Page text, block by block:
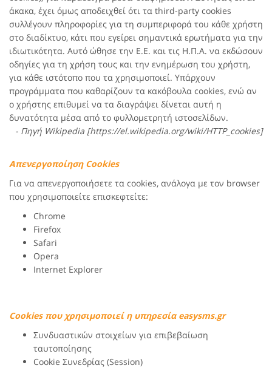
άκακα, έχει όμως αποδειχθεί ότι τα third-party cookies
συλλέγουν πληροφορίες για τη συμπεριφορά του κάθε χρήστη
στο διαδίκτυο, κάτι που εγείρει σημαντικά ερωτήματα για την
ιδιωτικότητα. Αυτό ώθησε την Ε.Ε. και τις Η.Π.Α. να εκδώσουν
οδηγίες για τη χρήση τους και την ενημέρωση του χρήστη,
για κάθε ιστότοπο που τα χρησιμοποιεί. Υπάρχουν
προγράμματα που καθαρίζουν τα κακόβουλα cookies, ενώ αν
ο χρήστης επιθυμεί να τα διαγράψει δίνεται αυτή η
δυνατότητα μέσα από το φυλλομετρητή ιστοσελίδων.
- Πηγή Wikipedia [https://el.wikipedia.org/wiki/HTTP_cookies]
Απενεργοποίηση Cookies
Για να απενεργοποιήσετε τα cookies, ανάλογα με τον browser
που χρησιμοποιείτε επισκεφτείτε:
Chrome
Firefox
Safari
Opera
Internet Explorer
Cookies που χρησιμοποιεί η υπηρεσία easysms.gr
Συνδυαστικών στοιχείων για επιβεβαίωση
ταυτοποίησης
Cookie Συνεδρίας (Session)